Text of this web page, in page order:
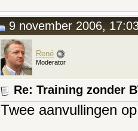
9 november 2006,
René
Moderator
Re: Training zonder
Twee aanvullingen